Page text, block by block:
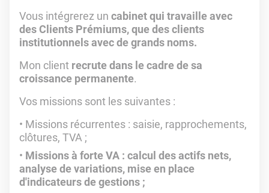
Vous intégrerez un cabinet qui travaille avec
des Clients Prémiums, que des clients
institutionnels avec de grands noms.
Mon client recrute dans le cadre de sa
croissance permanente.
Vos missions sont les suivantes :
Missions récurrentes : saisie, rapprochements,
clôtures, TVA ;
Missions à forte VA : calcul des actifs nets,
analyse de variations, mise en place
d'indicateurs de gestions ;